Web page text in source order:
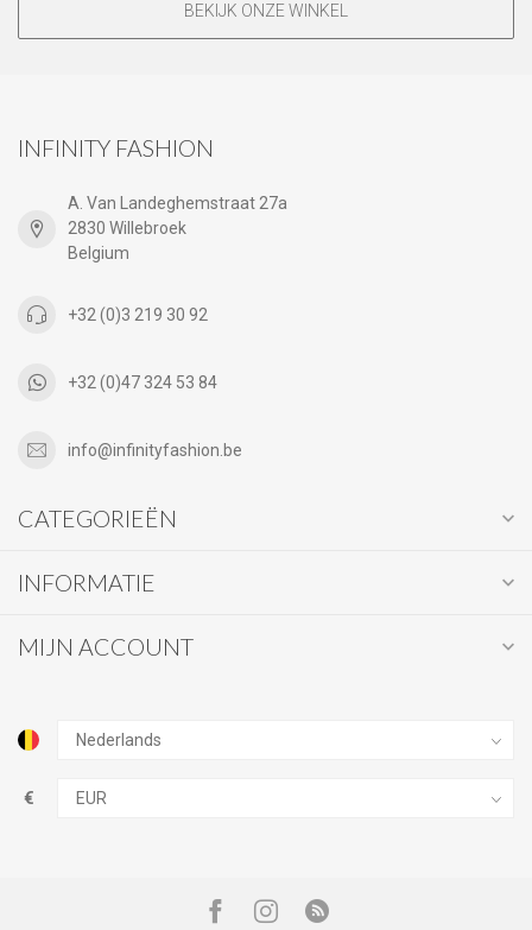
BEKIJK ONZE WINKEL
INFINITY FASHION
A. Van Landeghemstraat 27a
2830 Willebroek
Belgium
+32 (0)3 219 30 92
+32 (0)47 324 53 84
info@infinityfashion.be
CATEGORIEËN
INFORMATIE
MIJN ACCOUNT
€